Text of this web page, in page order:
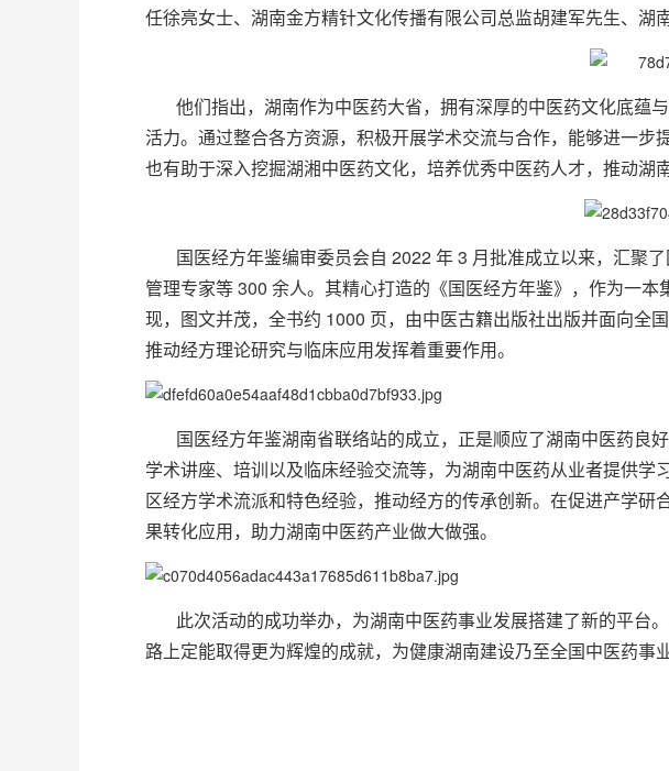
任徐亮女士、湖南金方精针文化传播有限公司总监胡建军先生、湖
他们指出，湖南作为中医药大省，拥有深厚的中医药文化底蕴
活力。通过整合各方资源，积极开展学术交流与合作，能够进一
也有助于深入挖掘湖湘中医药文化，培养优秀中医药人才，推动湖
国医经方年鉴编审委员会自 2022 年 3 月批准成立以来，汇聚
管理专家等 300 余人。其精心打造的《国医经方年鉴》，作为一
现，图文并茂，全书约 1000 页，由中医古籍出版社出版并面向全
推动经方理论研究与临床应用发挥着重要作用。
国医经方年鉴湖南省联络站的成立，正是顺应了湖南中医药良
学术讲座、培训以及临床经验交流等，为湖南中医药从业者提供
区经方学术流派和特色经验，推动经方的传承创新。在促进产学
果转化应用，助力湖南中医药产业做大做强。
此次活动的成功举办，为湖南中医药事业发展搭建了新的平台
路上定能取得更为辉煌的成就，为健康湖南建设乃至全国中医药事